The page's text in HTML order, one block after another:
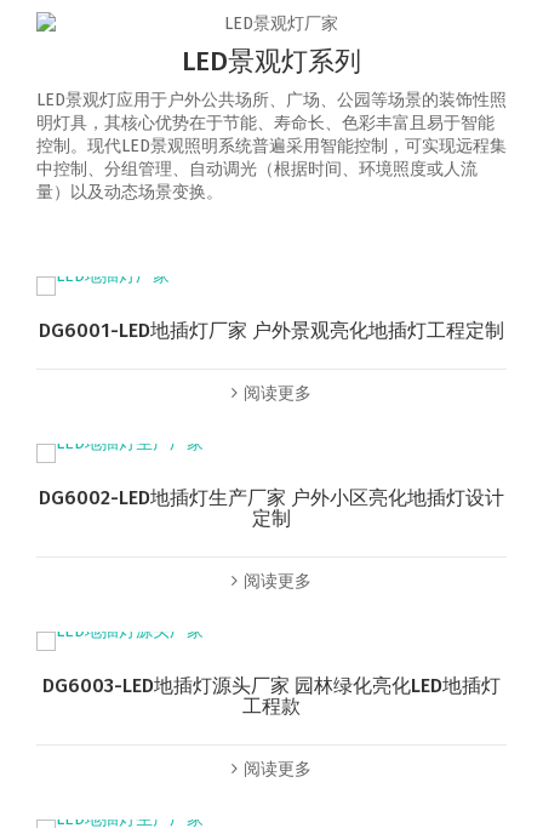
LED景观灯系列
LED景观灯应用于户外公共场所、广场、公园等场景的装饰性照
明灯具，其核心优势在于节能、寿命长、色彩丰富且易于智能
控制‌。‌现代LED景观照明系统普遍采用智能控制，可实现‌远程集
中控制、分组管理、自动调光（根据时间、环境照度或人流
量）以及动态场景变换‌。
DG6001-LED地插灯厂家 户外景观亮化地插灯工程定制
阅读更多
DG6002-LED地插灯生产厂家 户外小区亮化地插灯设计
定制
阅读更多
DG6003-LED地插灯源头厂家 园林绿化亮化LED地插灯
工程款
阅读更多